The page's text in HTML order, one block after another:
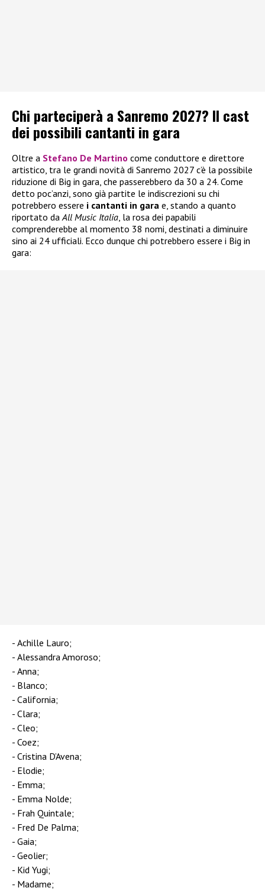
Chi parteciperà a Sanremo 2027? Il cast
dei possibili cantanti in gara
Oltre a Stefano De Martino come conduttore e direttore
artistico, tra le grandi novità di Sanremo 2027 c’è la possibile
riduzione di Big in gara, che passerebbero da 30 a 24. Come
detto poc’anzi, sono già partite le indiscrezioni su chi
potrebbero essere i cantanti in gara e, stando a quanto
riportato daAll Music Italia, la rosa dei papabili
comprenderebbe al momento 38 nomi, destinati a diminuire
sino ai 24 ufficiali. Ecco dunque chi potrebbero essere i Big in
gara:
Achille Lauro;
Alessandra Amoroso;
Anna;
Blanco;
California;
Clara;
Cleo;
Coez;
Cristina D’Avena;
Elodie;
Emma;
Emma Nolde;
Frah Quintale;
Fred De Palma;
Gaia;
Geolier;
Kid Yugi;
Madame;